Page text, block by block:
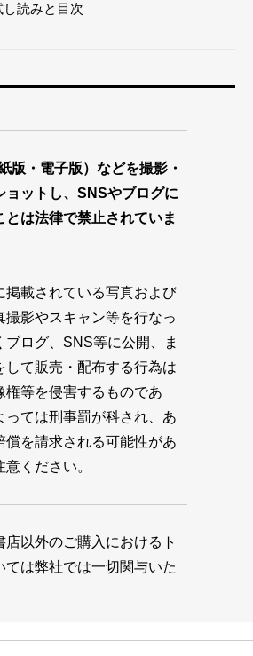
し読みと目次
版・電子版）などを撮影・
ョットし、SNSやブログに
とは法律で禁止されていま
掲載されている写真および
撮影やスキャン等を行なっ
ブログ、SNS等に公開、ま
して販売・配布する行為は
権等を侵害するものであ
っては刑事罰が科され、あ
償を請求される可能性があ
ください。
店以外のご購入におけるト
ては弊社では一切関与いた